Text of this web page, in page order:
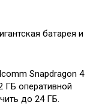
Snapdragon 4
ГБ оперативной
до 24 ГБ.